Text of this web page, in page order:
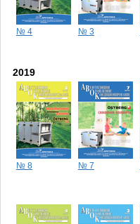
№ 4 № 3
2019
№ 8 № 7